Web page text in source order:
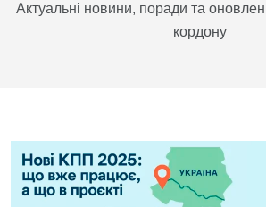
Актуальні новини, поради та
кордону